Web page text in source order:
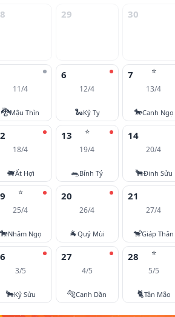
29 30
11/4
🐉Mậu Thìn
6
12/4
🐍Kỷ Tỵ
⭐
7
13/4
🐎Canh Ngọ
18/4
🐖Ất Hợi
⭐
13
19/4
🐀Bính Tý
14
20/4
🐂Đinh Sửu
⭐
25/4
🐎Nhâm Ngọ
20
26/4
🐐Quý Mùi
21
27/4
🐒Giáp Thân
3/5
🐂Kỷ Sửu
27
4/5
🐅Canh Dần
⭐
28
5/5
🐈Tân Mão